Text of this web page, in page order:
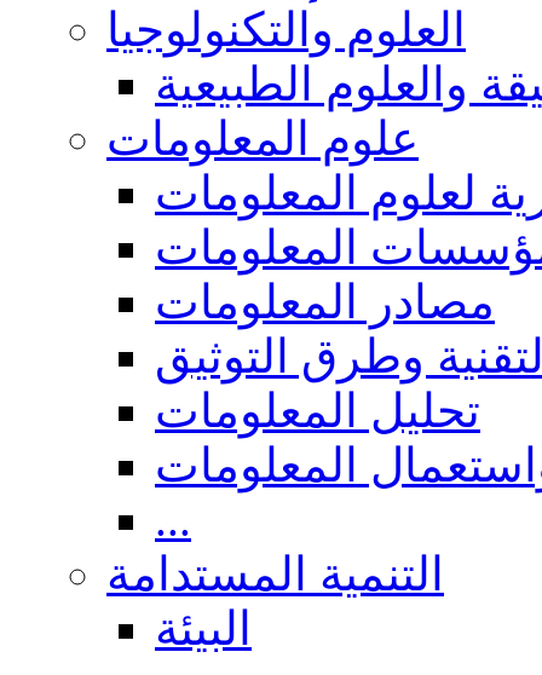
العلوم والتكنولوجيا
والعلوم الطبيعية
علوم المعلومات
لعلوم المعلومات
المعلومات
مصادر المعلومات
وطرق التوثيق
تحليل المعلومات
المعلومات
...
التنمية المستدامة
البيئة